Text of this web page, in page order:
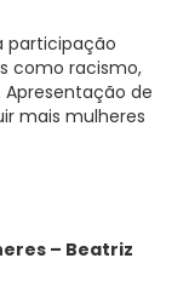
participação
como racismo,
de
mais mulheres
– Beatriz